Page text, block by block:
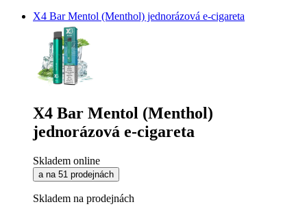
X4 Bar Mentol (Menthol) jednorázová e-cigareta
X4 Bar Mentol (Menthol)
jednorázová e-cigareta
Skladem online
a na 51 prodejnách
Skladem na prodejnách